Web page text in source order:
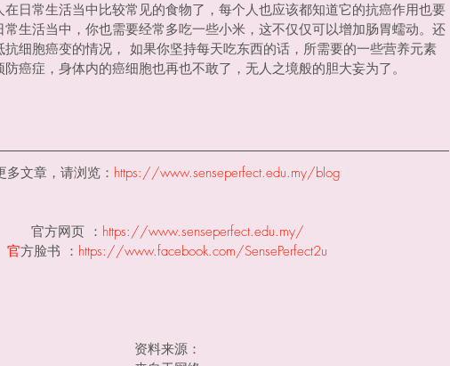
日常生活当中比较常见的食物了，每个人也应该都知道它的抗癌作用也要
常生活当中，你也需要经常多吃一些小米，这不仅仅可以增加肠胃蠕动。还
细胞癌变的情况， 如果你坚持每天吃东西的话，所需要的一些营养元素
癌症，身体内的癌细胞也再也不敢了，无人之境般的胆大妄为了。
多文章，请浏览： https://www.senseperfect.edu.my/blog
官方网页 ： https://www.senseperfect.edu.my/
官方脸书 ： https://www.facebook.com/SensePerfect2u
资料来源：